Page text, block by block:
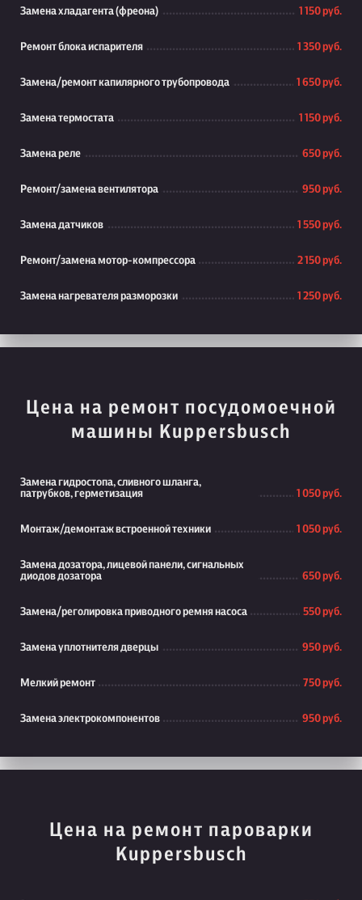
Замена хладагента (фреона) 1 150 руб.
Ремонт блока испарителя 1 350 руб.
Замена/ремонт капилярного трубопровода 1 650 руб.
Замена термостата 1 150 руб.
Замена реле 650 руб.
Ремонт/замена вентилятора 950 руб.
Замена датчиков 1 550 руб.
Ремонт/замена мотор-компрессора 2 150 руб.
Замена нагревателя разморозки 1 250 руб.
Цена на ремонт посудомоечной
машины Kuppersbusch
Замена гидростопа, сливного шланга,
патрубков, герметизация
1 050 руб.
Монтаж/демонтаж встроенной техники 1 050 руб.
Замена дозатора, лицевой панели, сигнальных
диодов дозатора
650 руб.
Замена/реголировка приводного ремня насоса 550 руб.
Замена уплотнителя дверцы 950 руб.
Мелкий ремонт 750 руб.
Замена электрокомпонентов 950 руб.
Цена на ремонт пароварки
Kuppersbusch